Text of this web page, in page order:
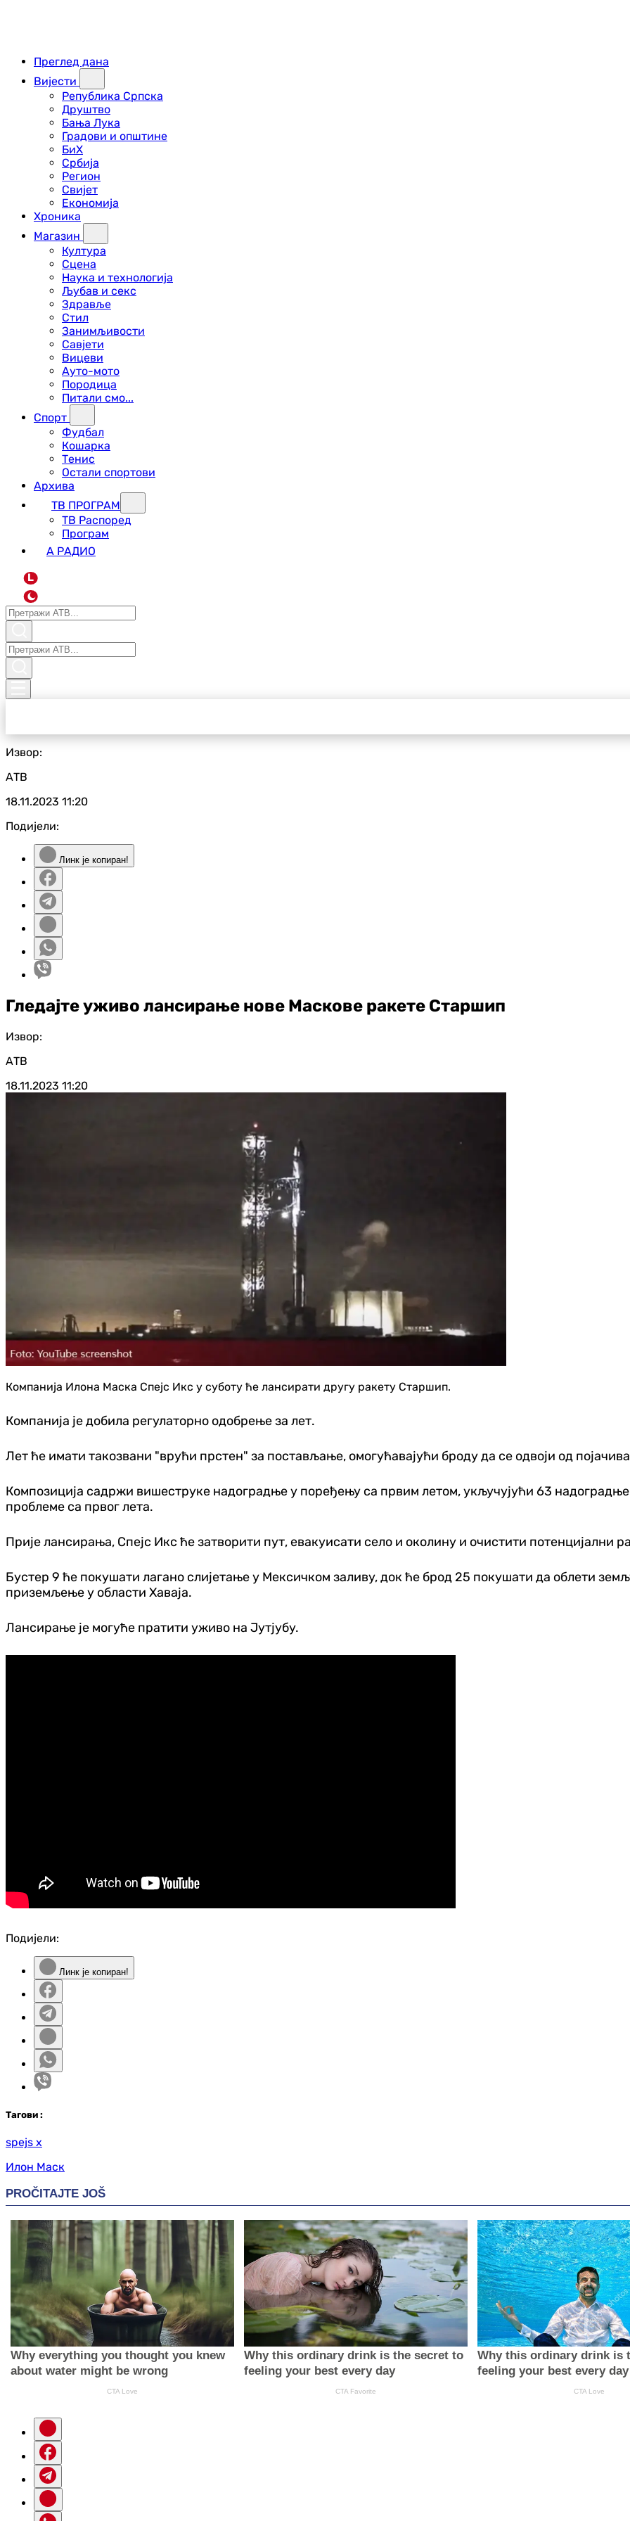
Преглед дана
Вијести
Република Српска
Друштво
Бања Лука
Градови и општине
БиХ
Србија
Регион
Свијет
Економија
Хроника
Магазин
Култура
Сцена
Наука и технологија
Љубав и секс
Здравље
Стил
Занимљивости
Савјети
Вицеви
Ауто-мото
Породица
Питали смо...
Спорт
Фудбал
Кошарка
Тенис
Остали спортови
Архива
ТВ ПРОГРАМ
ТВ Распоред
Програм
А РАДИО
L
Извор:
АТВ
18.11.2023 11:20
Подијели:
Линк је копиран!
Гледајте уживо лансирање нове Маскове ракете Старшип
Извор:
АТВ
18.11.2023 11:20
Компанија Илона Маска Спејс Икс у суботу ће лансирати другу ракету Старшип.
Компанија је добила регулаторно одобрење за лет.
Лет ће имати такозвани "врући прстен" за постављање, омогућавајући броду да се одвоји од
Композиција садржи вишеструке надоградње у поређењу са првим летом, укључујући 63
проблеме са првог лета.
Прије лансирања, Спејс Икс ће затворити пут, евакуисати село и околину и очистити потенцијални
Бустер 9 ће покушати лагано слијетање у Мексичком заливу, док ће брод 25 покушати да облети
приземљење у области Хаваја.
Лансирање је могуће пратити уживо на Јутјубу.
Подијели:
Линк је копиран!
Тагови :
spejs x
Илон Маск